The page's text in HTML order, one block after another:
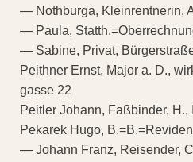
— Nothburga, Kleinrentnerin,
— Paula,
— Sabine, Privat,
Peithner Ernst, Major a. D.,
gasse 22
Peitler Johann, Faßbinder,
Pekarek Hugo,
— Johann Franz, Reisender,